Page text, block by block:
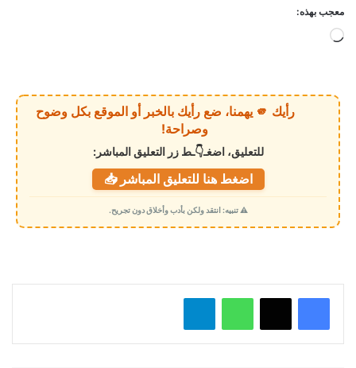
معجب بهذه:
ي
م
ي
رأيك 🫵 يهمنا، ضع رأيك بالخبر أو الموقع بكل وضوح
وصراحة!
للتعليق، اضغـ👇ـط زر التعليق المباشر:
اضغط هنا للتعليق المباشر 📥
⚠️ تنبيه: انتقد ولكن بأدب وأخلاق دون تجريح.
واتساب